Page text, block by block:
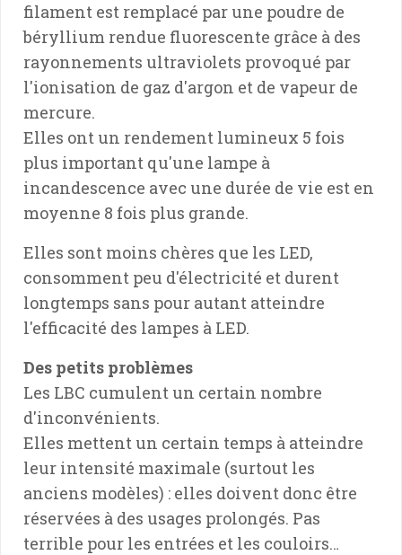
filament est remplacé par une poudre de
béryllium rendue fluorescente grâce à des
rayonnements ultraviolets provoqué par
l'ionisation de gaz d'argon et de vapeur de
mercure.
Elles ont un rendement lumineux 5 fois
plus important qu'une lampe à
incandescence avec une durée de vie est en
moyenne 8 fois plus grande.
Elles sont moins chères que les LED,
consomment peu d'électricité et durent
longtemps sans pour autant atteindre
l'efficacité des lampes à LED.
Des petits problèmes
Les LBC cumulent un certain nombre
d'inconvénients.
Elles mettent un certain temps à atteindre
leur intensité maximale (surtout les
anciens modèles) : elles doivent donc être
réservées à des usages prolongés. Pas
terrible pour les entrées et les couloirs…